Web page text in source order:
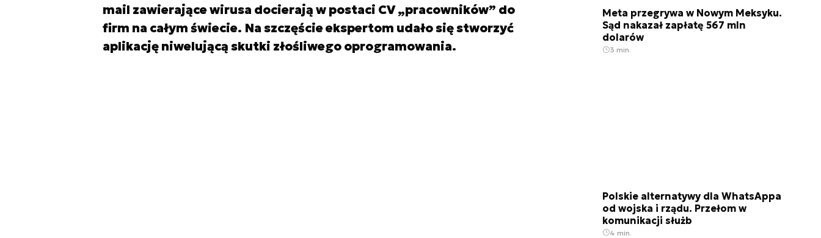
mail zawierające wirusa docierają w postaci CV „pracowników” do
firm na całym świecie. Na szczęście ekspertom udało się stworzyć
aplikację niwelującą skutki złośliwego oprogramowania.
Meta przegrywa w Nowym Meksyku.
Sąd nakazał zapłatę 567 mln
dolarów
3 min.
Polskie alternatywy dla WhatsAppa
od wojska i rządu. Przełom w
komunikacji służb
4 min.